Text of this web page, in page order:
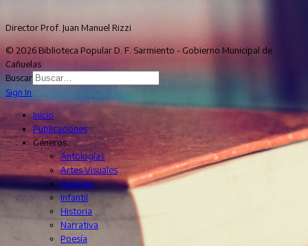
Director Prof. Juan Manuel Rizzi
© 2026 Biblioteca Popular D. F. Sarmiento - Gobierno Municipal de
Cañuelas
Buscar
Sign In
Inicio
Publicaciones
Géneros
Antologías
Artes Visuales
Ciencias
Infantil
Historia
Narrativa
Poesía